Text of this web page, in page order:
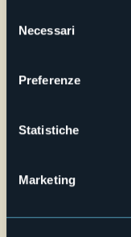
delNecessari
Preferenze
Statistiche
Marketing
28823 - Ghiffa (VB)